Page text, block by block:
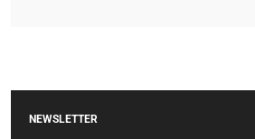
NEWSLETTER